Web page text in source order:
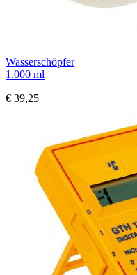
Wasserschöpfer
1.000 ml
€ 39,25